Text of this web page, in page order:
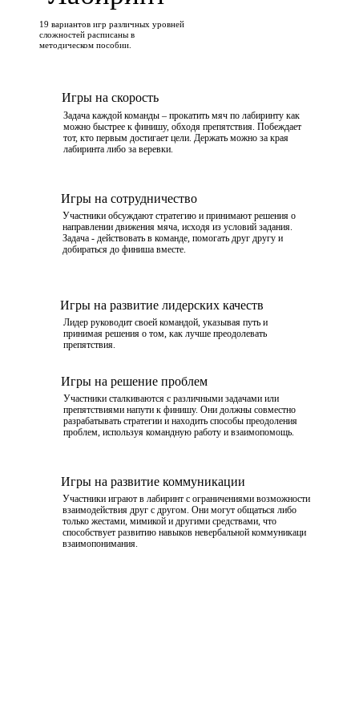
19 вариантов игр различных уровней
сложностей расписаны в
методическом пособии.
Игры на скорость
Игры на сотрудничество
Игры на развитие лидерских качеств
Игры на решение проблем
Игры на развитие коммуникации
Задача каждой команды – прокатить мяч по лабиринту как
можно быстрее к финишу, обходя препятствия. Побеждает
тот, кто первым достигает цели. Держать можно за края
лабиринта либо за веревки.
Участники обсуждают стратегию и принимают решения о
направлении движения мяча, исходя из условий задания.
Задача - действовать в команде, помогать друг другу и
добираться до финиша вместе.
Участники сталкиваются с различными задачами или
препятствиями напути к финишу. Они должны совместно
разрабатывать стратегии и находить способы преодоления
проблем, используя командную работу и взаимопомощь.
Участники играют в лабиринт с ограничениями возможности
взаимодействия друг с другом. Они могут общаться либо
только жестами, мимикой и другими средствами, что
способствует развитию навыков невербальной коммуникаци
взаимопонимания.
Лидер руководит своей командой, указывая путь и
принимая решения о том, как лучше преодолевать
препятствия.